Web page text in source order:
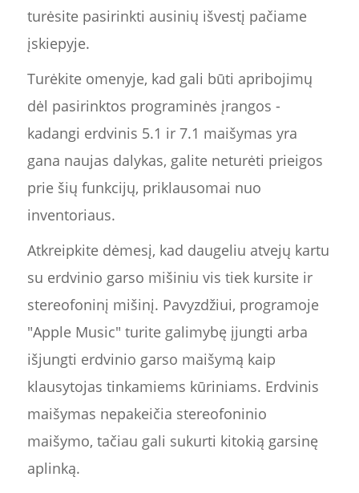
turėsite pasirinkti ausinių išvestį pačiame
įskiepyje.
Turėkite omenyje, kad gali būti apribojimų
dėl pasirinktos programinės įrangos -
kadangi erdvinis 5.1 ir 7.1 maišymas yra
gana naujas dalykas, galite neturėti prieigos
prie šių funkcijų, priklausomai nuo
inventoriaus.
Atkreipkite dėmesį, kad daugeliu atvejų kartu
su erdvinio garso mišiniu vis tiek kursite ir
stereofoninį mišinį. Pavyzdžiui, programoje
"Apple Music" turite galimybę įjungti arba
išjungti erdvinio garso maišymą kaip
klausytojas tinkamiems kūriniams. Erdvinis
maišymas nepakeičia stereofoninio
maišymo, tačiau gali sukurti kitokią garsinę
aplinką.